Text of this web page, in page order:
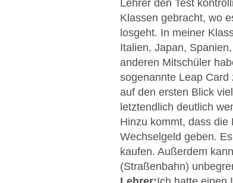
Lehrer den Test
Klassen gebracht, wo
losgeht. In meiner
Italien, Japan,
anderen Mitschüler
sogenannte Leap
auf den ersten Blick
letztendlich deutlich
Hinzu kommt, dass die
Wechselgeld geben.
kaufen. Außerdem
(Straßenbahn)